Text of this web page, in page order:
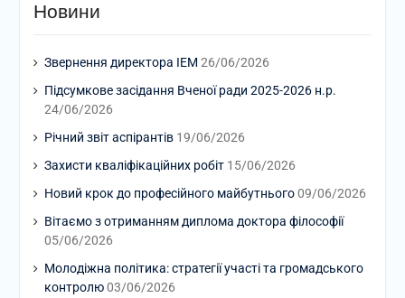
Новини
Звернення директора ІЕМ 26/06/2026
Підсумкове засідання Вченої ради 2025-2026 н.р.
24/06/2026
Річний звіт аспірантів 19/06/2026
Захисти кваліфікаційних робіт 15/06/2026
Новий крок до професійного майбутнього 09/06/2026
Вітаємо з отриманням диплома доктора філософії
05/06/2026
Молодіжна політика: стратегії участі та громадського
контролю 03/06/2026